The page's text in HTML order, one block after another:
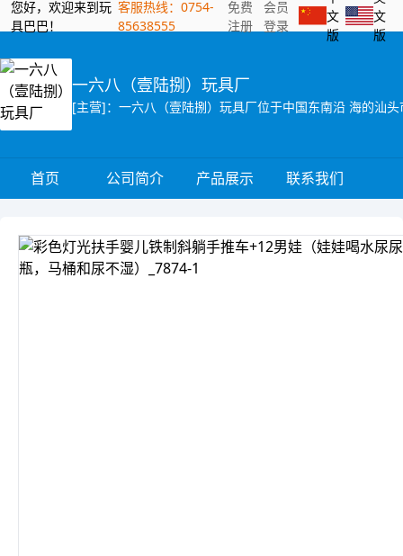
您好，欢迎来到玩
具巴巴！
客服热线：0754-
85638555
免费
注册
会员
登录
文
版
文
版
一六八（壹陆捌）玩具厂
首页 公司简介 产品展示 联系我们